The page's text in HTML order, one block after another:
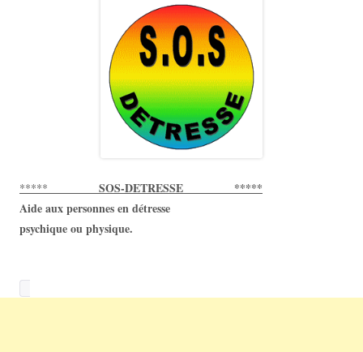
***** SOS-DETRESSE *****
Aide aux personnes en détresse
psychique ou physique.